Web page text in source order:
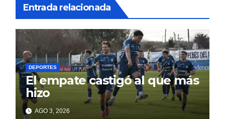
Entrada relacionada
DEPORTES
El empate castigó al que más
hizo
AGO 3, 2026